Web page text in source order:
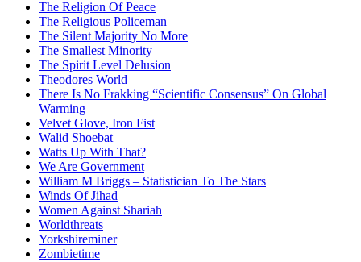
The Religion Of Peace
The Religious Policeman
The Silent Majority No More
The Smallest Minority
The Spirit Level Delusion
Theodores World
There Is No Frakking “Scientific Consensus” On Global
Warming
Velvet Glove, Iron Fist
Walid Shoebat
Watts Up With That?
We Are Government
William M Briggs – Statistician To The Stars
Winds Of Jihad
Women Against Shariah
Worldthreats
Yorkshireminer
Zombietime